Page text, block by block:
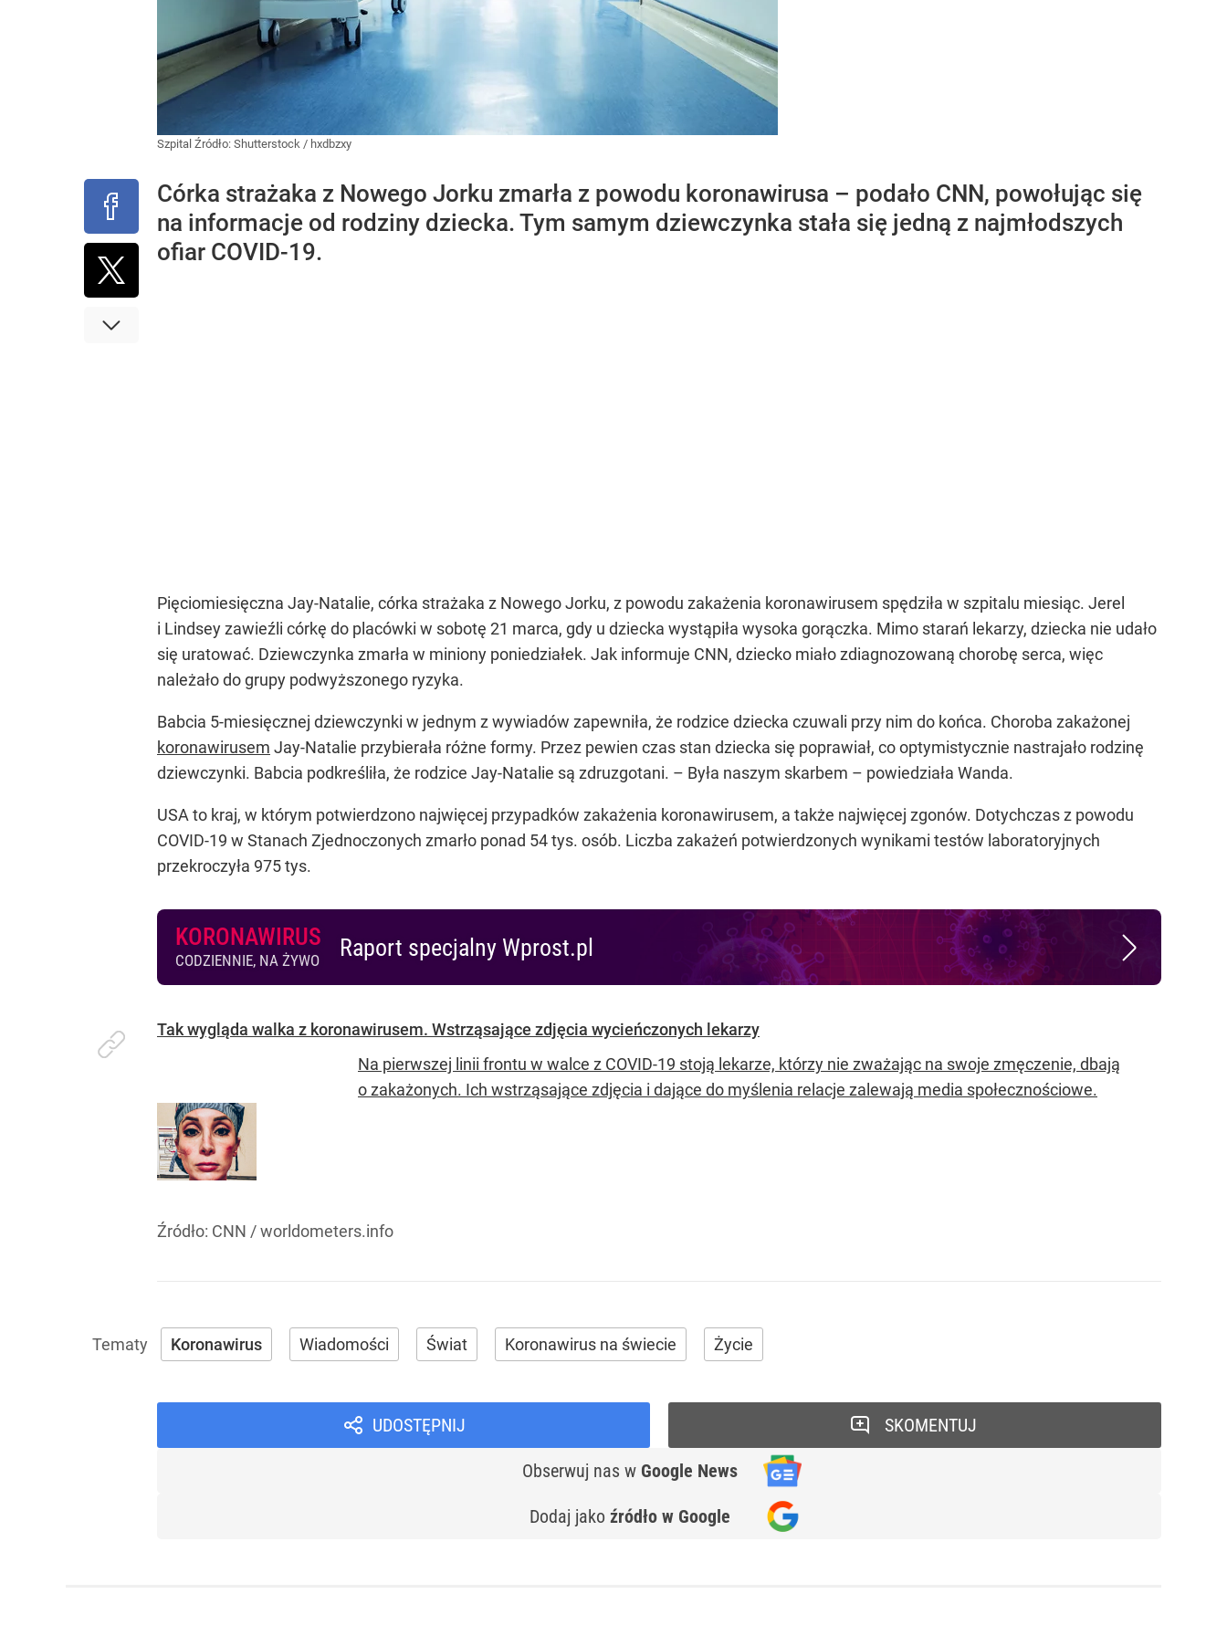
Szpital Źródło: Shutterstock / hxdbzxy
Córka strażaka z Nowego Jorku zmarła z powodu koronawirusa – podało CNN, powołując się
na informacje od rodziny dziecka. Tym samym dziewczynka stała się jedną z najmłodszych
ofiar COVID-19.
Pięciomiesięczna Jay-Natalie, córka strażaka z Nowego Jorku, z powodu zakażenia koronawirusem spędziła w szpitalu miesiąc. Jerel
i Lindsey zawieźli córkę do placówki w sobotę 21 marca, gdy u dziecka wystąpiła wysoka gorączka. Mimo starań lekarzy, dziecka nie udało
się uratować. Dziewczynka zmarła w miniony poniedziałek. Jak informuje CNN, dziecko miało zdiagnozowaną chorobę serca, więc
należało do grupy podwyższonego ryzyka.
Babcia 5-miesięcznej dziewczynki w jednym z wywiadów zapewniła, że rodzice dziecka czuwali przy nim do końca. Choroba zakażonej
koronawirusem Jay-Natalie przybierała różne formy. Przez pewien czas stan dziecka się poprawiał, co optymistycznie nastrajało rodzinę
dziewczynki. Babcia podkreśliła, że rodzice Jay-Natalie są zdruzgotani. – Była naszym skarbem – powiedziała Wanda.
USA to kraj, w którym potwierdzono najwięcej przypadków zakażenia koronawirusem, a także najwięcej zgonów. Dotychczas z powodu
COVID-19 w Stanach Zjednoczonych zmarło ponad 54 tys. osób. Liczba zakażeń potwierdzonych wynikami testów laboratoryjnych
przekroczyła 975 tys.
KORONAWIRUS
CODZIENNIE, NA ŻYWO Raport specjalny Wprost.pl
Tak wygląda walka z koronawirusem. Wstrząsające zdjęcia wycieńczonych lekarzy
Na pierwszej linii frontu w walce z COVID-19 stoją lekarze, którzy nie zważając na swoje zmęczenie, dbają
o zakażonych. Ich wstrząsające zdjęcia i dające do myślenia relacje zalewają media społecznościowe.
Źródło: CNN /worldometers.info
Koronawirus Wiadomości Świat Koronawirus na świecie Życie
UDOSTĘPNIJ
Obserwuj nas w Google News
Dodaj jako źródło w Google
SKOMENTUJ